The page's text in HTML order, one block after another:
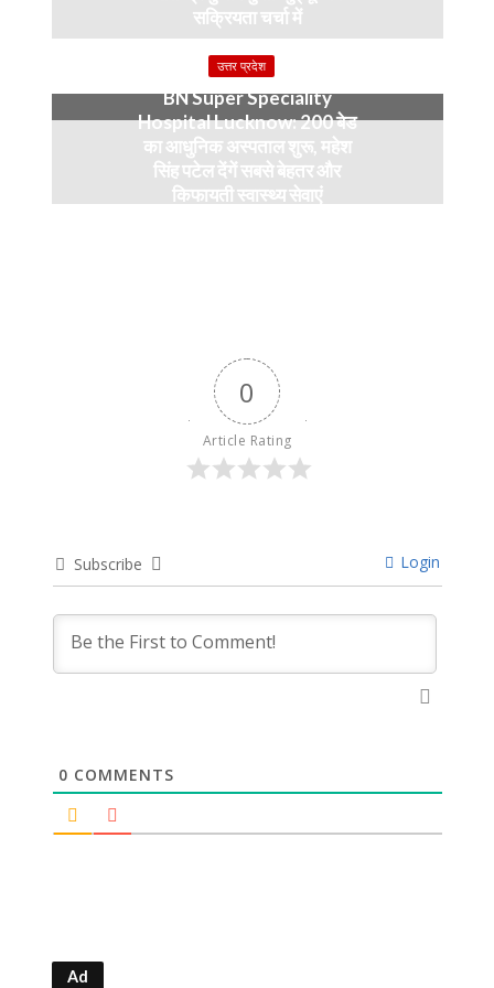
सक्रियता चर्चा में
4 months ago
उत्तर प्रदेश
BN Super Speciality
Hospital Lucknow: 200 बेड
का आधुनिक अस्पताल शुरू, महेश
सिंह पटेल देंगें सबसे बेहतर और
किफायती स्वास्थ्य सेवाएं
0
Article Rating
Subscribe Login
0 COMMENTS
Ad